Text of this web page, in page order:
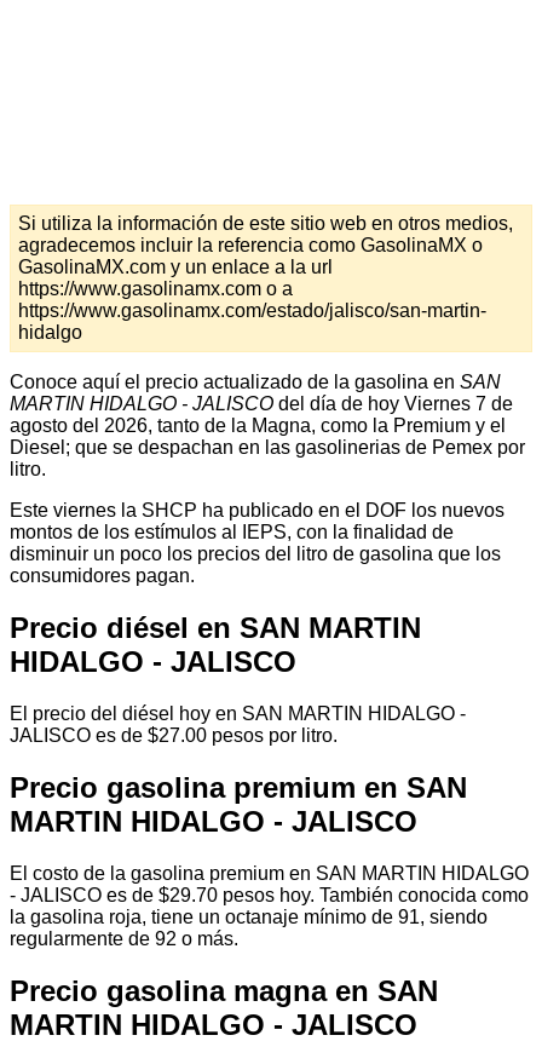
Si utiliza la información de este sitio web en otros medios,
agradecemos incluir la referencia como GasolinaMX o
GasolinaMX.com y un enlace a la url
https://www.gasolinamx.com o a
https://www.gasolinamx.com/estado/jalisco/san-martin-
hidalgo
Conoce aquí el precio actualizado de la gasolina en SAN
MARTIN HIDALGO - JALISCO del día de hoy Viernes 7 de
agosto del 2026, tanto de la Magna, como la Premium y el
Diesel; que se despachan en las gasolinerias de Pemex por
litro.
Este viernes la SHCP ha publicado en el DOF los nuevos
montos de los estímulos al IEPS, con la finalidad de
disminuir un poco los precios del litro de gasolina que los
consumidores pagan.
Precio diésel en SAN MARTIN
HIDALGO - JALISCO
El precio del diésel hoy en SAN MARTIN HIDALGO -
JALISCO es de $27.00 pesos por litro.
Precio gasolina premium en SAN
MARTIN HIDALGO - JALISCO
El costo de la gasolina premium en SAN MARTIN HIDALGO
- JALISCO es de $29.70 pesos hoy. También conocida como
la gasolina roja, tiene un octanaje mínimo de 91, siendo
regularmente de 92 o más.
Precio gasolina magna en SAN
MARTIN HIDALGO - JALISCO